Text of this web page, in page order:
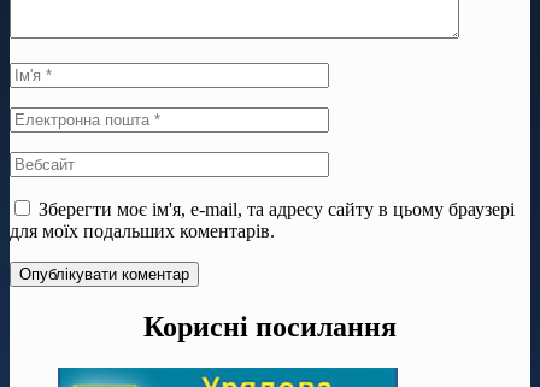
Зберегти моє ім'я, e-mail, та адресу сайту в цьому браузері
для моїх подальших коментарів.
Корисні посилання